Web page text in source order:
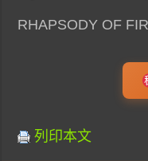
RHAPSODY OF
列印本文